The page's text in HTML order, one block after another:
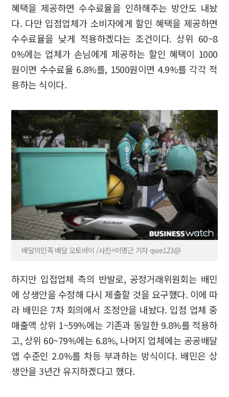
혜택을 제공하면 수수료율을 인하해주는 방안도 내놨
다. 다만 입점업체가 소비자에게 할인 혜택을 제공하면
수수료율을 낮게 적용하겠다는 조건이다. 상위 60~8
0%에는 업체가 손님에게 제공하는 할인 혜택이 1000
원이면 수수료율 6.8%를, 1500원이면 4.9%를 각각 적
용하는 식이다.
배달의민족 배달 오토바이 /사진=이명근 기자 qwe123@
하지만 입접업체 측의 반발로, 공정거래위원회는 배민
에 상생안을 수정해 다시 제출할 것을 요구했다. 이에 따
라 배민은 7차 회의에서 조정안을 내놨다. 입점 업체 중
매출액 상위 1~59%에는 기존과 동일한 9.8%를 적용하
고, 상위 60~79%에는 6.8%, 나머지 업체에는 공공배달
앱 수준인 2.0%를 차등 부과하는 방식이다. 배민은 상
생안을 3년간 유지하겠다고 했다.